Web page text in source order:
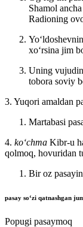
Shamol
Radioning
xoʻrsina jim
Uning
tobora soviy
3. Yuqori amaldan
Martabasi
4. koʻchma Kibr-u
qolmoq, hovuridan
Bir oz
pasay soʻzi qatnashgan
Popugi pasaymoq